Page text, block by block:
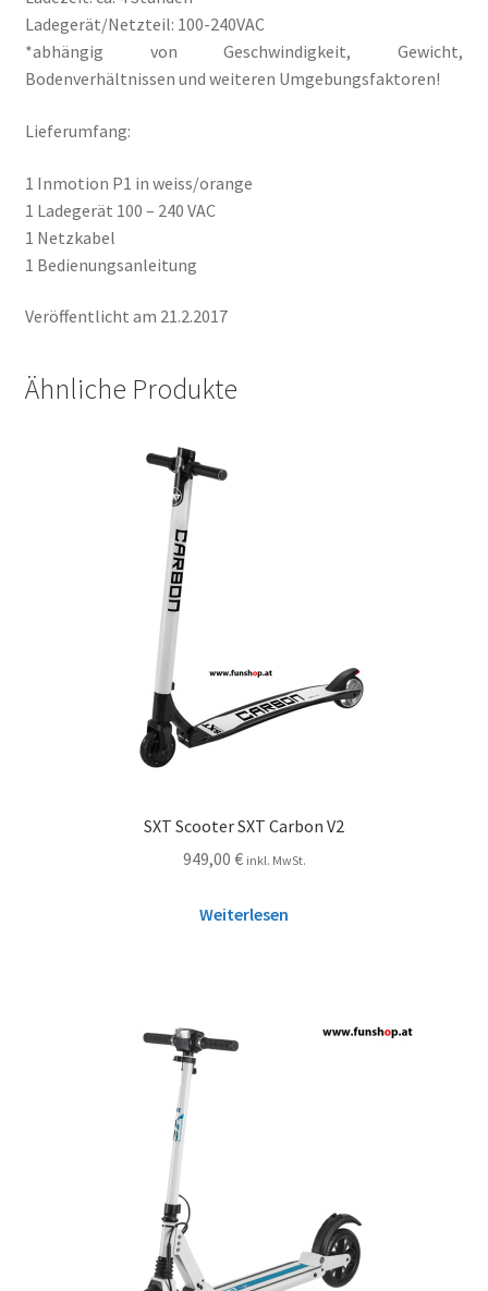
Ladegerät/Netzteil: 100-240VAC
*abhängig von Geschwindigkeit, Gewicht,
Bodenverhältnissen und weiteren Umgebungsfaktoren!
Lieferumfang:
1 Inmotion P1 in weiss/orange
1 Ladegerät 100 – 240 VAC
1 Netzkabel
1 Bedienungsanleitung
Veröffentlicht am 21.2.2017
Ähnliche Produkte
SXT Scooter SXT Carbon V2
949,00 € inkl. MwSt.
Weiterlesen